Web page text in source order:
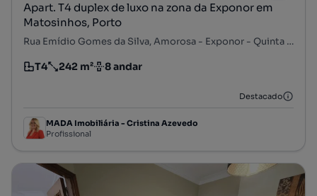
Apart. T4 duplex de luxo na zona da Exponor em
Matosinhos, Porto
Rua Emídio Gomes da Silva, Amorosa - Exponor - Quinta da Conceição, Matosinhos e Leça da Palmeira, Matosinhos, Porto
Tipologia
T4
Preço por metro quadrado
242 m²
Andar 8 andar
Destacado
MADA Imobiliária - Cristina Azevedo
Profissional